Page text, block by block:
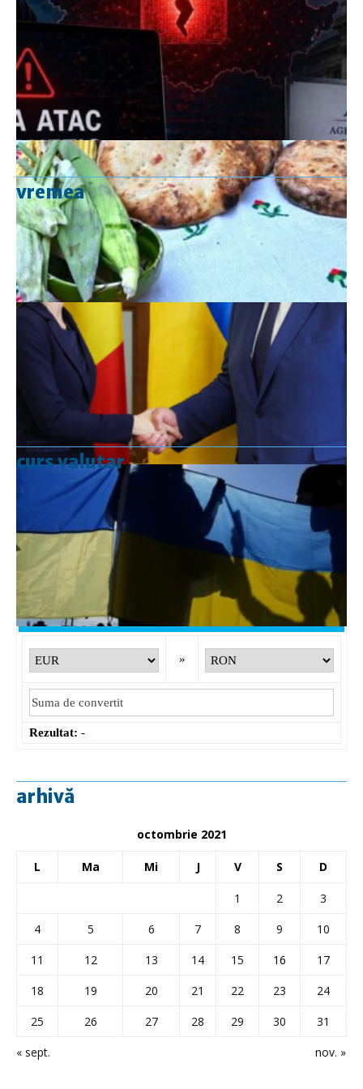
vremea
curs valutar
Curs valutar: 07 Aug 2026
EUR: 5,2554 RON
+0,0041 ▲
USD: 4,5584 RON
+0,0077 ▲
CHF
: 5,6244 RON
+0,0023 ▲
GBP
+0,0041 ▲
Convertor valutar
»
Rezultat: -
arhivă
octombrie 2021
L Ma Mi J V S D
« sept. nov. »
1 2
3
4
5 6 7 8 9
10
11
12 13 14 15 16
17
18
19 20 21 22 23
24
25
26 27 28 29 30 31